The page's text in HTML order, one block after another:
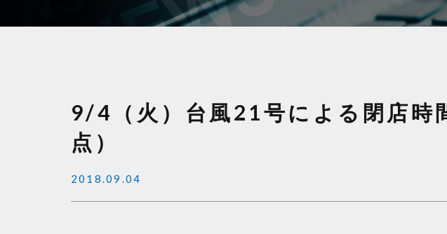
9/4（火）台風21号による閉店時
点）
2018.09.04